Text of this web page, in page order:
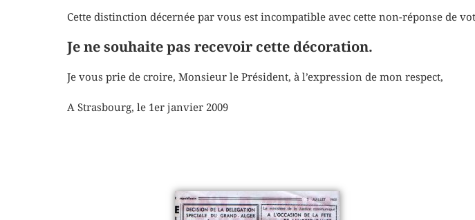
Cette distinction décernée par vous est incompatible avec cette non-réponse de
Je ne souhaite pas recevoir cette décoration.
Je vous prie de croire, Monsieur le Président, à l’expression de mon respect,
A Strasbourg, le 1er janvier 2009